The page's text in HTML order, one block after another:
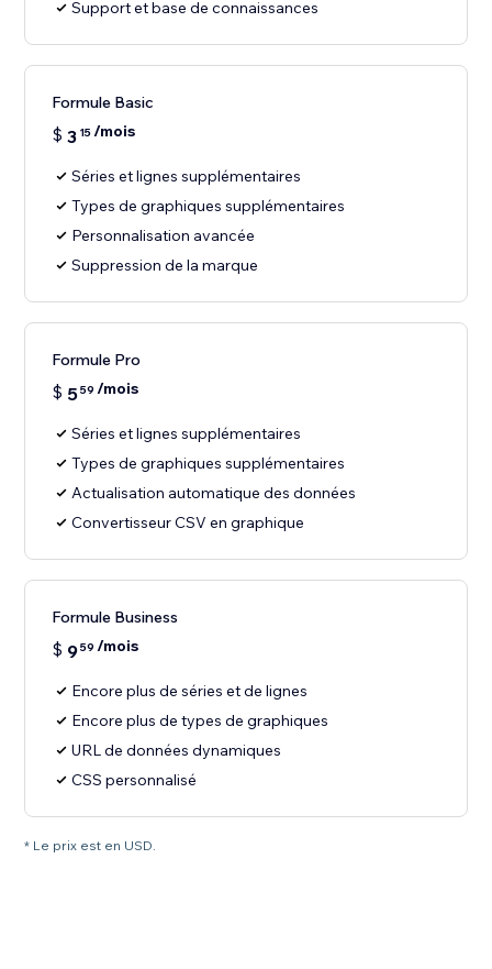
Support et base de connaissances
Formule Basic
$ 3 15/mois
Séries et lignes supplémentaires
Types de graphiques supplémentaires
Personnalisation avancée
Suppression de la marque
Formule Pro
$ 559 /mois
Séries et lignes supplémentaires
Types de graphiques supplémentaires
Actualisation automatique des données
Convertisseur CSV en graphique
Formule Business
$ 959 /mois
Encore plus de séries et de lignes
Encore plus de types de graphiques
URL de données dynamiques
CSS personnalisé
* Le prix est en USD.